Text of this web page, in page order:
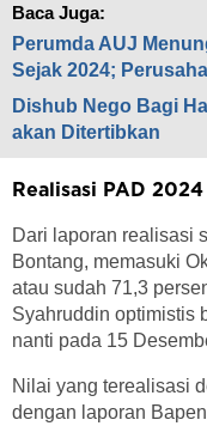
Baca Juga:
Perumda AUJ
Sejak 2024;
Dishub Nego Bagi
akan Ditertibkan
Realisasi PAD 2024
Dari laporan realisasi
Bontang, memasuki
atau sudah 71,3
Syahruddin optimistis
nanti pada 15
Nilai yang terealisasi
dengan laporan